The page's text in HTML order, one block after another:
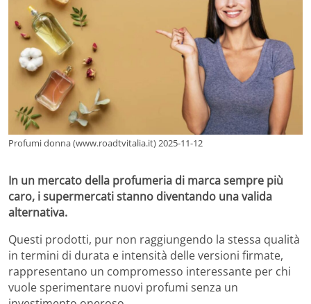
Profumi donna (www.roadtvitalia.it) 2025-11-12
In un mercato della profumeria di marca sempre più
caro, i supermercati stanno diventando una valida
alternativa.
Questi prodotti, pur non raggiungendo la stessa qualità
in termini di durata e intensità delle versioni firmate,
rappresentano un compromesso interessante per chi
vuole sperimentare nuovi profumi senza un